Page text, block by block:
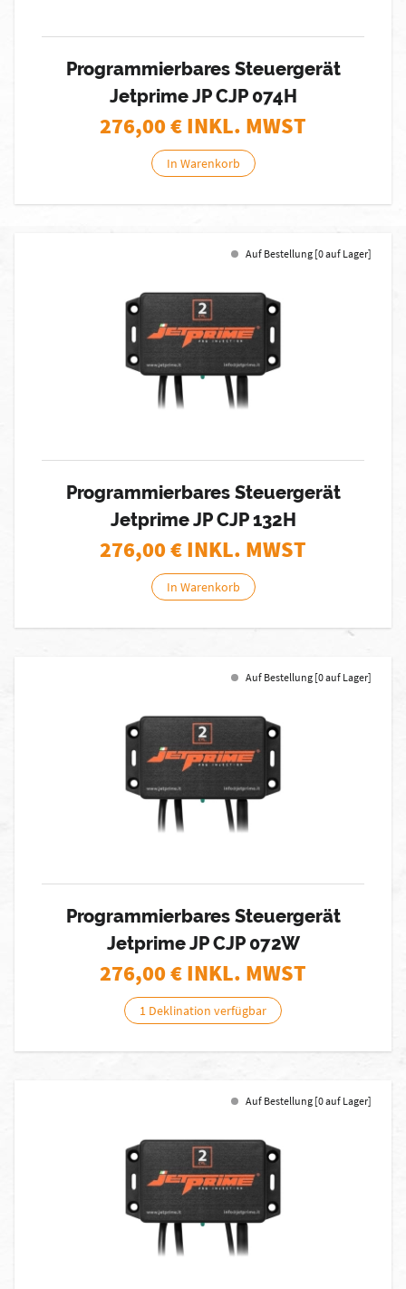
Programmierbares Steuergerät
Jetprime JP CJP 074H
276,00€ INKL. MWST
In Warenkorb
Auf Bestellung [0 auf Lager]
Programmierbares Steuergerät
Jetprime JP CJP 132H
276,00€ INKL. MWST
In Warenkorb
Auf Bestellung [0 auf Lager]
Programmierbares Steuergerät
Jetprime JP CJP 072W
276,00€ INKL. MWST
1 Deklination verfügbar
Auf Bestellung [0 auf Lager]